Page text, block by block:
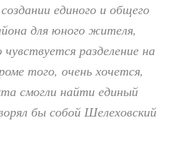
единого и общего
для юного жителя,
разделение на
того, очень хочется,
смогли найти единый
бы собой Шелеховский